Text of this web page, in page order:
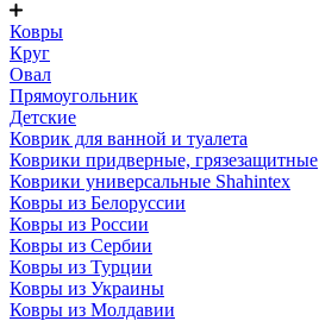
Ковры
Круг
Овал
Прямоугольник
Детские
Коврик для ванной и туалета
Коврики придверные, грязезащитные
Коврики универсальные Shahintex
Ковры из Белоруссии
Ковры из России
Ковры из Сербии
Ковры из Турции
Ковры из Украины
Ковры из Молдавии